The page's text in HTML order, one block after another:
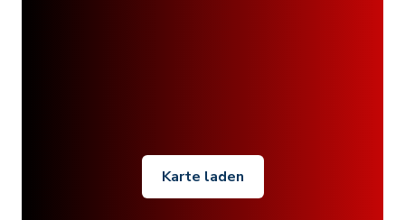
Karte laden